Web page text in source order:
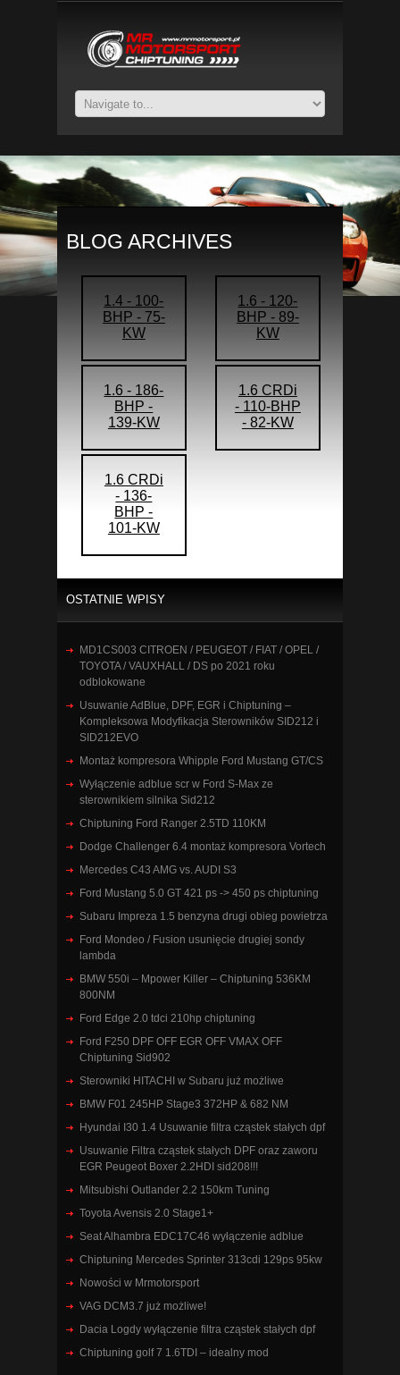
BLOG ARCHIVES
1.4 - 100-
BHP - 75-
KW
1.6 - 120-
BHP - 89-
KW
1.6 - 186-
BHP -
139-KW
1.6 CRDi
- 110-BHP
- 82-KW
1.6 CRDi
- 136-
BHP -
101-KW
OSTATNIE WPISY
MD1CS003 CITROEN / PEUGEOT / FIAT / OPEL /
TOYOTA / VAUXHALL / DS po 2021 roku
odblokowane
Usuwanie AdBlue, DPF, EGR i Chiptuning –
Kompleksowa Modyfikacja Sterowników SID212 i
SID212EVO
Montaż kompresora Whipple Ford Mustang GT/CS
Wyłączenie adblue scr w Ford S-Max ze
sterownikiem silnika Sid212
Chiptuning Ford Ranger 2.5TD 110KM
Dodge Challenger 6.4 montaż kompresora Vortech
Mercedes C43 AMG vs. AUDI S3
Ford Mustang 5.0 GT 421 ps -> 450 ps chiptuning
Subaru Impreza 1.5 benzyna drugi obieg powietrza
Ford Mondeo / Fusion usunięcie drugiej sondy
lambda
BMW 550i – Mpower Killer – Chiptuning 536KM
800NM
Ford Edge 2.0 tdci 210hp chiptuning
Ford F250 DPF OFF EGR OFF VMAX OFF
Chiptuning Sid902
Sterowniki HITACHI w Subaru już możliwe
BMW F01 245HP Stage3 372HP & 682 NM
Hyundai I30 1.4 Usuwanie filtra cząstek stałych dpf
Usuwanie Filtra cząstek stałych DPF oraz zaworu
EGR Peugeot Boxer 2.2HDI sid208!!!
Mitsubishi Outlander 2.2 150km Tuning
Toyota Avensis 2.0 Stage1+
Seat Alhambra EDC17C46 wyłączenie adblue
Chiptuning Mercedes Sprinter 313cdi 129ps 95kw
Nowości w Mrmotorsport
VAG DCM3.7 już możliwe!
Dacia Logdy wyłączenie filtra cząstek stałych dpf
Chiptuning golf 7 1.6TDI – idealny mod